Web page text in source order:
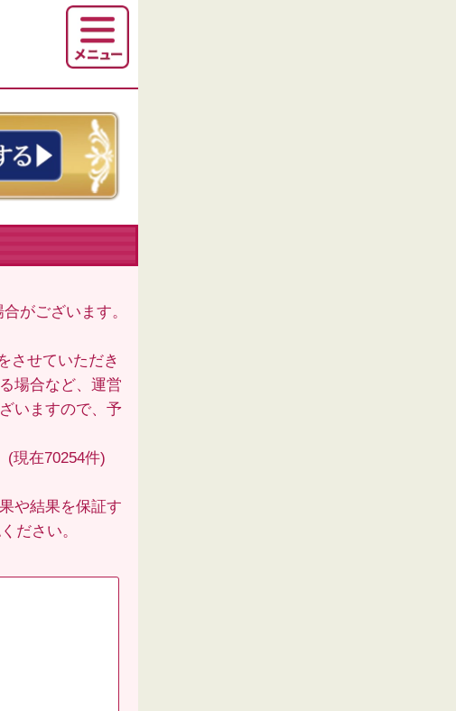
がございます。
させていただき
場合など、運営
いますので、予
(現在70254件)
や結果を保証す
ださい。